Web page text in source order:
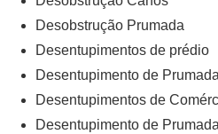
Desobstrução Prumada
Desentupimentos de prédio
Desentupimento de
Desentupimentos de
Desentupimento de